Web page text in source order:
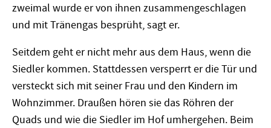
zweimal wurde er von ihnen zusammengeschlagen
und mit Tränengas besprüht, sagt er.
Seitdem geht er nicht mehr aus dem Haus, wenn die
Siedler kommen. Stattdessen versperrt er die Tür und
versteckt sich mit seiner Frau und den Kindern im
Wohnzimmer. Draußen hören sie das Röhren der
Quads und wie die Siedler im Hof umhergehen. Beim